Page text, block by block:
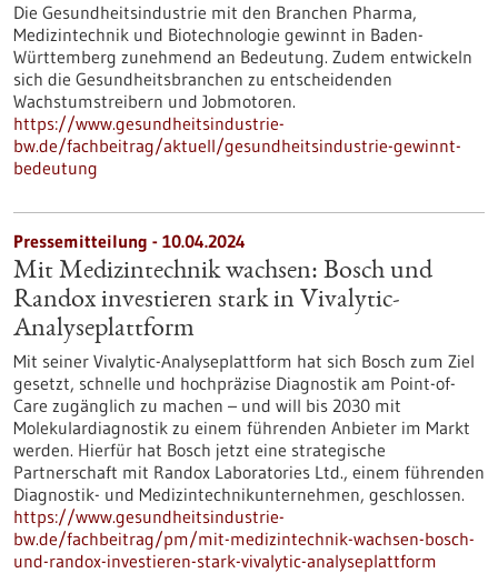
Die Gesundheitsindustrie mit den Branchen Pharma,
Medizintechnik und Biotechnologie gewinnt in Baden-
Württemberg zunehmend an Bedeutung. Zudem entwickeln
sich die Gesundheitsbranchen zu entscheidenden
Wachstumstreibern und Jobmotoren.
https://www.gesundheitsindustrie-
bw.de/fachbeitrag/aktuell/gesundheitsindustrie-gewinnt-
bedeutung
Pressemitteilung - 10.04.2024
Mit Medizintechnik wachsen: Bosch und
Randox investieren stark in Vivalytic-
Analyseplattform
Mit seiner Vivalytic-Analyseplattform hat sich Bosch zum Ziel
gesetzt, schnelle und hochpräzise Diagnostik am Point-of-
Care zugänglich zu machen – und will bis 2030 mit
Molekulardiagnostik zu einem führenden Anbieter im Markt
werden. Hierfür hat Bosch jetzt eine strategische
Partnerschaft mit Randox Laboratories Ltd., einem führenden
Diagnostik- und Medizintechnikunternehmen, geschlossen.
https://www.gesundheitsindustrie-
bw.de/fachbeitrag/pm/mit-medizintechnik-wachsen-bosch-
und-randox-investieren-stark-vivalytic-analyseplattform